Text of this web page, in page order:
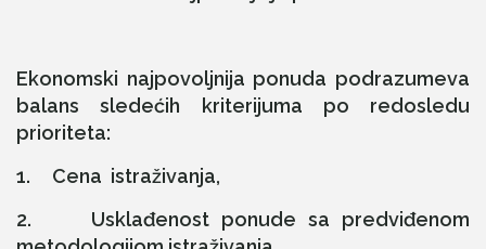
Ekonomski najpovoljnija ponuda podrazumeva
balans sledećih kriterijuma po redosledu
prioriteta:
1. Cena istraživanja,
2. Usklađenost ponude sa predviđenom